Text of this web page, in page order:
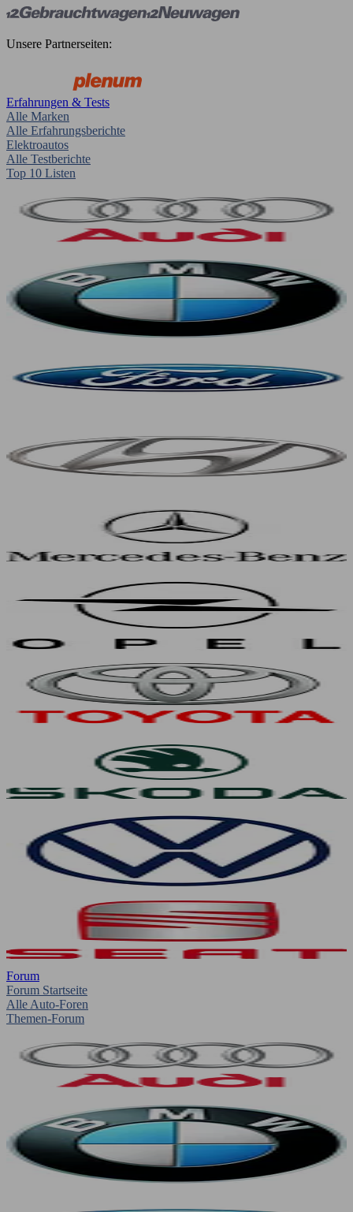
Unsere Partnerseiten:
Erfahrungen & Tests
Alle Marken
Alle Erfahrungsberichte
Elektroautos
Alle Testberichte
Top 10 Listen
Forum
Forum Startseite
Alle Auto-Foren
Themen-Forum